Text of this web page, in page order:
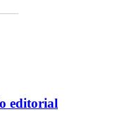
editorial